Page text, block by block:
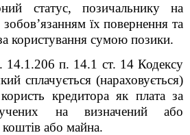
статус, позичальнику на
зобов’язанням їх повернення та
користування сумою позики.
14.1.206 п. 14.1 ст. 14 Кодексу
сплачується (нараховується)
кредитора як плата за
на визначений або
або майна.